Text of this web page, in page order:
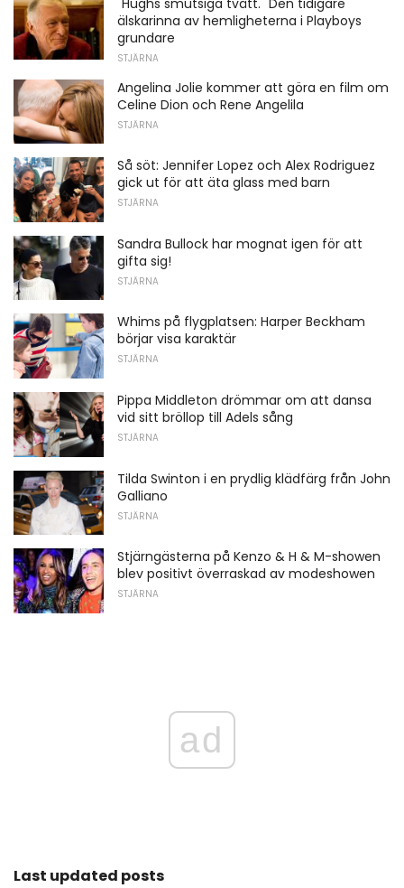
älskarinna av hemligheterna i Playboys
grundare
STJÄRNA
Angelina Jolie kommer att göra en film om
Celine Dion och Rene Angelila
STJÄRNA
Så söt: Jennifer Lopez och Alex Rodriguez
gick ut för att äta glass med barn
STJÄRNA
Sandra Bullock har mognat igen för att
gifta sig!
STJÄRNA
Whims på flygplatsen: Harper Beckham
börjar visa karaktär
STJÄRNA
Pippa Middleton drömmar om att dansa
vid sitt bröllop till Adels sång
STJÄRNA
Tilda Swinton i en prydlig klädfärg från John
Galliano
STJÄRNA
Stjärngästerna på Kenzo & H & M-showen
blev positivt överraskad av modeshowen
STJÄRNA
ad
Last updated posts